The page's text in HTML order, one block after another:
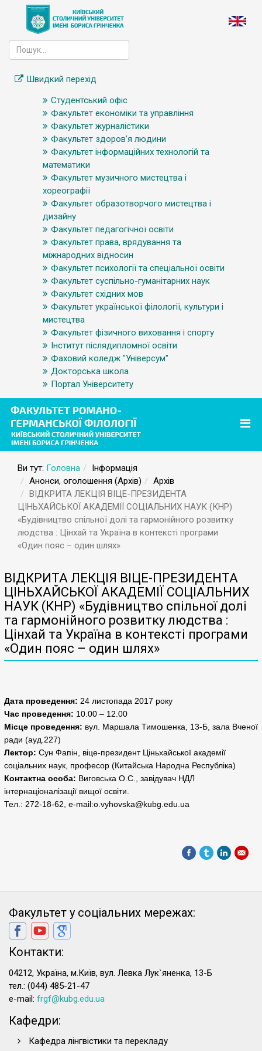
Швидкий перехід
Студентський офіс
Факультет економіки та управління
Факультет журналістики
Факультет здоров’я людини
Факультет інформаційних технологій та
математики
Факультет музичного мистецтва і
хореографії
Факультет образотворчого мистецтва і
дизайну
Факультет педагогічної освіти
Факультет права, врядування та
міжнародних відносин
Факультет психології та спеціальної освіти
Факультет суспільно-гуманітарних наук
Факультет східних мов
Факультет української філології, культури і
мистецтва
Факультет фізичного виховання і спорту
Інститут післядипломної освіти
Фаховий коледж "Універсум"
Докторська школа
Портал Університету
Ви тут: Головна
Інформація
Анонси, оголошення (Архів)
Архів
ВІДКРИТА ЛЕКЦІЯ ВІЦЕ-ПРЕЗИДЕНТА
ЦІНЬХАЙСЬКОЇ АКАДЕМІЇ СОЦІАЛЬНИХ НАУК (КНР)
«Будівництво спільної долі та гармонійного розвитку
людства : Цінхай та Україна в контексті програми
«Один пояс – один шлях»
ВІДКРИТА ЛЕКЦІЯ ВІЦЕ-ПРЕЗИДЕНТА
ЦІНЬХАЙСЬКОЇ АКАДЕМІЇ СОЦІАЛЬНИХ
НАУК (КНР) «Будівництво спільної долі
та гармонійного розвитку людства :
Цінхай та Україна в контексті програми
«Один пояс – один шлях»
Дата проведення: 24 листопада 2017 року
Час проведення: 10 .00 – 1 2 .00
Місце проведення: вул. Маршала Тимошенка, 13-Б, зала Вченої
ради (ауд.227)
Лектор: Сун Фапін, віце-президент Ціньхайської академії
соціальних наук, професор (Китайська Народна Республіка)
Контактна особа: Виговська О.С., завідувач НДЛ
інтернаціоналізації вищої освіти.
Тел.: 272-18-62, e-mail:o.vyhovska@kubg.edu.ua
Факультет у соціальних мережах:
Контакти:
04212, Україна, м.Київ, вул. Левка Лук`яненка, 13-Б
тел.: (044) 485-21-47
e-mail: frgf@kubg.edu.ua
Кафедри:
Кафедра лінгвістики та перекладу